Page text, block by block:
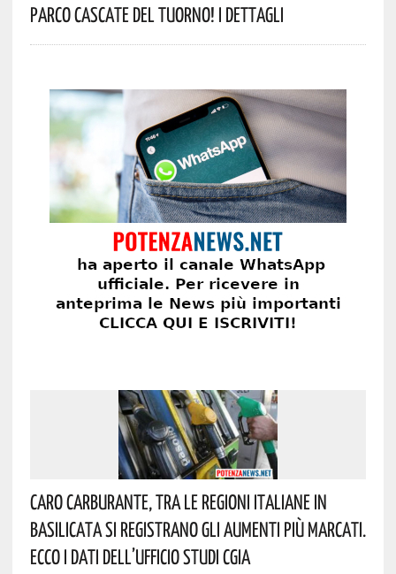
Parco Cascate Del Tuorno! I Dettagli
Caro Carburante, Tra Le Regioni Italiane In
Basilicata Si Registrano Gli Aumenti Più Marcati.
Ecco I Dati Dell’Ufficio Studi CGIA